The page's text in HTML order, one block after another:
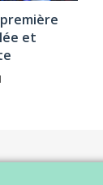
première
et